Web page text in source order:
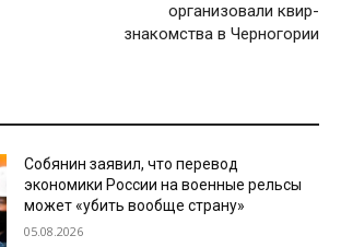
организовали квир-
знакомства в Черногории
Собянин заявил, что перевод
экономики России на военные рельсы
может «убить вообще страну»
05.08.2026